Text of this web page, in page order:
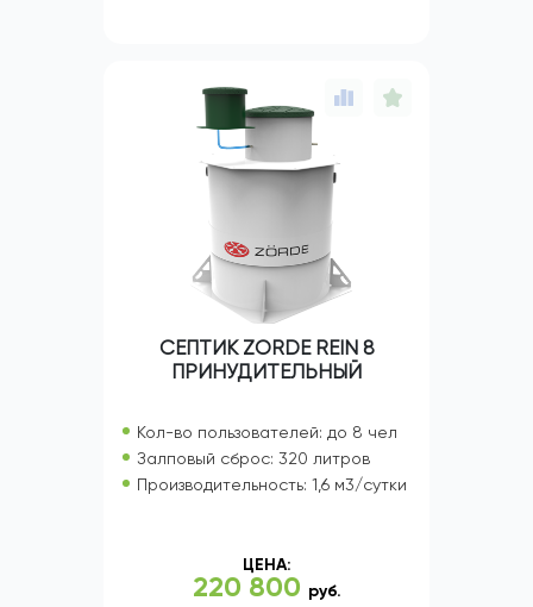
СЕПТИК ZORDE REIN 8
ПРИНУДИТЕЛЬНЫЙ
Кол-во пользователей: до 8 чел
Залповый сброс: 320 литров
Производительность: 1,6 м3/сутки
ЦЕНА:
220 800 руб.